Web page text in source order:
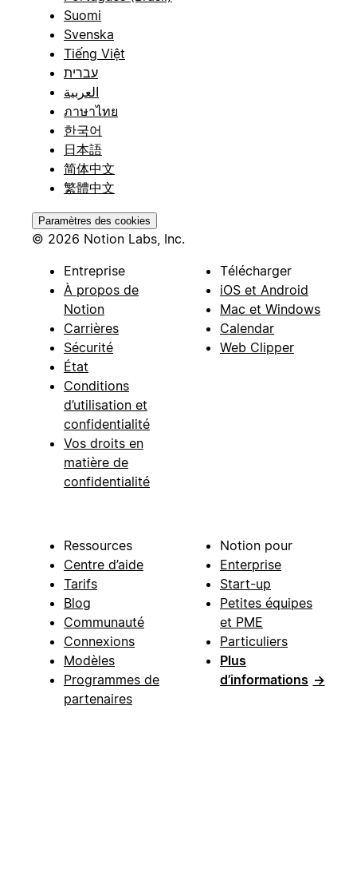
Suomi
Svenska
Tiếng Việt
עברית
العربية
ภาษาไทย
한국어
日本語
简体中文
繁體中文
Paramètres des cookies
© 2026 Notion Labs, Inc.
Entreprise
À propos de
Notion
Carrières
Sécurité
État
Conditions
d’utilisation et
confidentialité
Vos droits en
matière de
confidentialité
Télécharger
iOS et Android
Mac et Windows
Calendar
Web Clipper
Ressources
Centre d’aide
Tarifs
Blog
Communauté
Connexions
Modèles
Programmes de
partenaires
Notion pour
Enterprise
Start-up
Petites équipes
et PME
Particuliers
Plus
d’informations →